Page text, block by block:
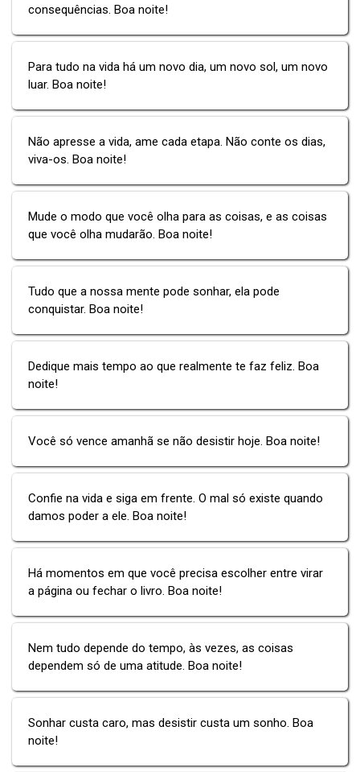
consequências. Boa noite!
Para tudo na vida há um novo dia, um novo sol, um novo
luar. Boa noite!
Não apresse a vida, ame cada etapa. Não conte os dias,
viva-os. Boa noite!
Mude o modo que você olha para as coisas, e as coisas
que você olha mudarão. Boa noite!
Tudo que a nossa mente pode sonhar, ela pode
conquistar. Boa noite!
Dedique mais tempo ao que realmente te faz feliz. Boa
noite!
Você só vence amanhã se não desistir hoje. Boa noite!
Confie na vida e siga em frente. O mal só existe quando
damos poder a ele. Boa noite!
Há momentos em que você precisa escolher entre virar
a página ou fechar o livro. Boa noite!
Nem tudo depende do tempo, às vezes, as coisas
dependem só de uma atitude. Boa noite!
Sonhar custa caro, mas desistir custa um sonho. Boa
noite!